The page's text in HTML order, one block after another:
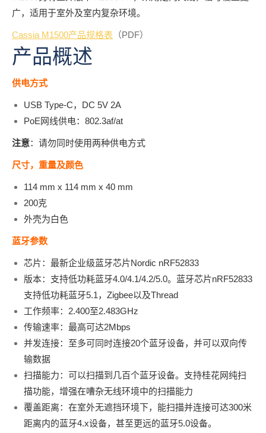
广，适用于室外及室内复杂环境。
Cassia M1500产品规格表 （PDF）
产品概述
供电方式
USB Type-C，DC 5V 2A
PoE网线供电：802.3af/at
注意：请勿同时使用两种供电方式
尺寸，重量及颜色
114 mm x 114 mm x 40 mm
200克
外壳为白色
蓝牙参数
芯片：最新企业级蓝牙芯片Nordic nRF52833
版本：支持低功耗蓝牙4.0/4.1/4.2/5.0。蓝牙芯片nRF52833
支持低功耗蓝牙5.1，Zigbee以及Thread
工作频率：2.400至2.483GHz
传输速率：最高可达2Mbps
并发连接：至多可同时连接20个蓝牙设备，并可以双向传
输数据
扫描能力：可以扫描到几百个蓝牙设备。支持桂花网纯扫
描功能，增强在嘈杂无线环境中的扫描能力
覆盖距离：在室外无遮挡环境下，能扫描并连接可达300米
距离内的蓝牙4.x设备，甚至更远的蓝牙5.0设备。